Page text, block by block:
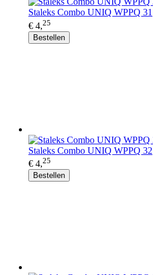
Staleks Combo UNIQ WPPQ 31
€ 4,25
Bestellen
Staleks Combo UNIQ WPPQ 32
€ 4,25
Bestellen